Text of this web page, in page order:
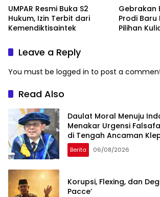
UMPAR Resmi Buka S2
Hukum, Izin Terbit dari
Kemendiktisaintek
Gebrakan
Prodi Baru
Pilihan
Leave a Reply
You must be logged in to post a
Read Also
Daulat Moral Menuju
Menakar Urgensi
di Tengah Ancaman
Berita 06/08/2026
Korupsi, Flexing, dan
Pacce’